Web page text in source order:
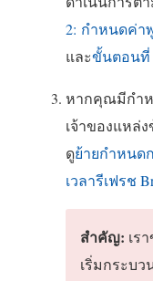
2: กำหนดค่า
และขั้นตอนที่
หากคุณมีกำห
เจ้าของแหล่
ดูย้ายกำหนด
เวลารีเฟรช
สำคัญ: เร
เริ่มกระบว